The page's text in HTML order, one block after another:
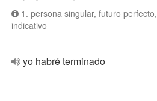
1. persona singular, futuro perfecto,
indicativo
yo habré terminado